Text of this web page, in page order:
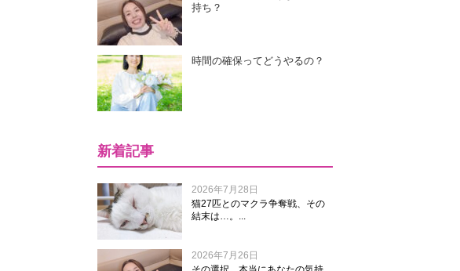
持ち？
時間の確保ってどうやるの？
新着記事
2026年7月28日
猫27匹とのマクラ争奪戦、その
結末は…。...
2026年7月26日